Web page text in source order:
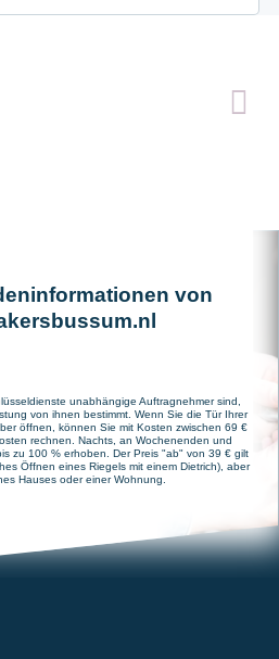
von
unabhängige Auftragnehmer sind,
von ihnen bestimmt. Wenn Sie die Tür Ihrer
öffnen, können Sie mit Kosten zwischen 69 €
rechnen. Nachts, an Wochenenden und
zu 100 % erhoben. Der Preis "ab" von 39 € gilt
Öffnen eines Riegels mit einem Dietrich), aber
Hauses oder einer Wohnung.